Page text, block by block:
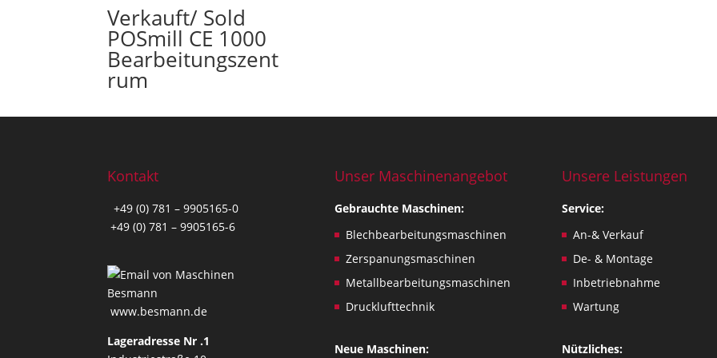
c
o
n
d
s
T
h
s
f
i
l
Verkauft/ Sold
POSmill CE 1000
Bearbeitungszent
rum
Kontakt
+49 (0) 781 – 9905165-0
+49 (0) 781 – 9905165-6
www.besmann.de
Lageradresse Nr .1
Unser Maschinenangebot
Gebrauchte Maschinen:
Blechbearbeitungsmaschinen
Zerspanungsmaschinen
Metallbearbeitungsmaschinen
Drucklufttechnik
Neue Maschinen:
Unsere Leistungen
Service:
An-& Verkauf
De- & Montage
Inbetriebnahme
Wartung
Nützliches: